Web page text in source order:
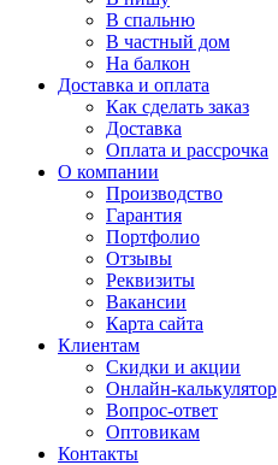
В спальню
В частный дом
На балкон
Доставка и оплата
Как сделать заказ
Доставка
Оплата и рассрочка
О компании
Производство
Гарантия
Портфолио
Отзывы
Реквизиты
Вакансии
Карта сайта
Клиентам
Скидки и акции
Онлайн-калькулятор
Вопрос-ответ
Оптовикам
Контакты